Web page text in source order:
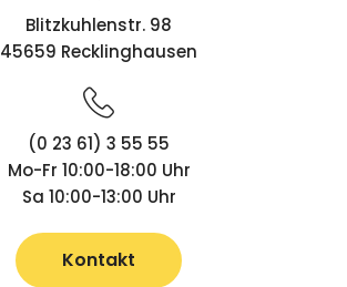
Blitzkuhlenstr. 98
45659 Recklinghausen
(0 23 61) 3 55 55
Mo-Fr 10:00-18:00 Uhr
Sa 10:00-13:00 Uhr
Kontakt